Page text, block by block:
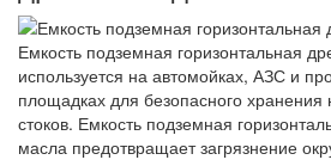
Емкость подземная горизонтальная
используется на автомойках, АЗС и
площадках для безопасного
стоков. Емкость подземная
масла предотвращает загрязнение